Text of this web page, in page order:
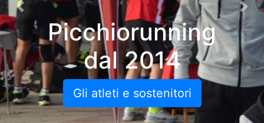
Picchiorunning
dal 2014
Gli atleti e sostenitori
Previous